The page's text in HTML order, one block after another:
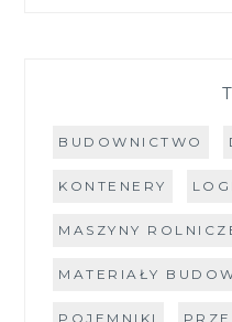
BUDOWNICTWO
KONTENERY
MASZYNY
MATERIAŁY
POJEMNIKI